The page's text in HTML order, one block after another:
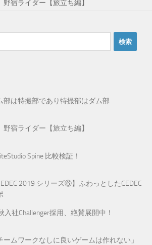
宿ライダー【旅立ち編】
部は特撮部であり特撮部はダム部
宿ライダー【旅立ち編】
Spine 比較検証！
2019 シリーズ⑥】ふわっとしたCEDEC
入社Challenger採用、絶賛展開中！
ームワークなしに良いゲームは作れない」